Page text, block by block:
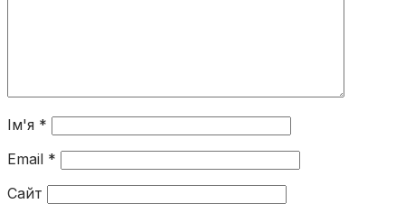
Ім'я *
Email *
Сайт